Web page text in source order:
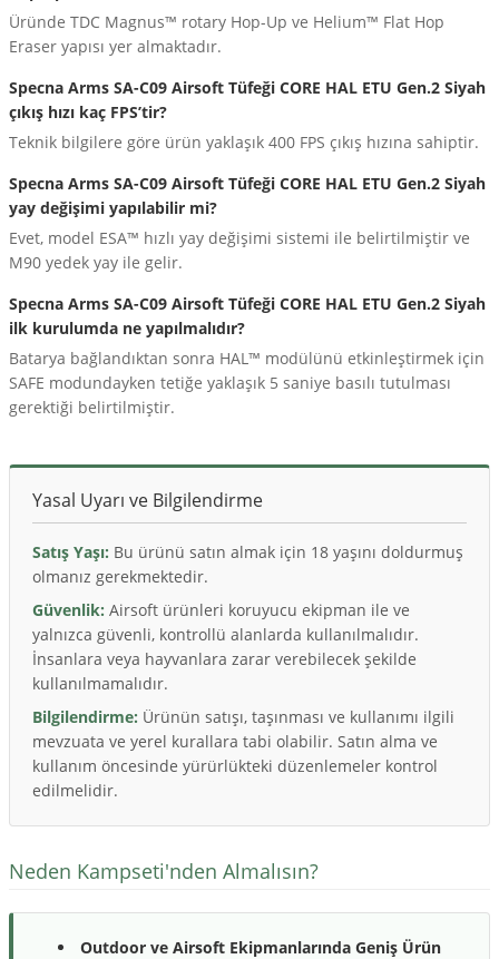
Üründe TDC Magnus™ rotary Hop-Up ve Helium™ Flat Hop
Eraser yapısı yer almaktadır.
Specna Arms SA-C09 Airsoft Tüfeği CORE HAL ETU Gen.2 Siyah
çıkış hızı kaç FPS’tir?
Teknik bilgilere göre ürün yaklaşık 400 FPS çıkış hızına sahiptir.
Specna Arms SA-C09 Airsoft Tüfeği CORE HAL ETU Gen.2 Siyah
yay değişimi yapılabilir mi?
Evet, model ESA™ hızlı yay değişimi sistemi ile belirtilmiştir ve
M90 yedek yay ile gelir.
Specna Arms SA-C09 Airsoft Tüfeği CORE HAL ETU Gen.2 Siyah
ilk kurulumda ne yapılmalıdır?
Batarya bağlandıktan sonra HAL™ modülünü etkinleştirmek için
SAFE modundayken tetiğe yaklaşık 5 saniye basılı tutulması
gerektiği belirtilmiştir.
Yasal Uyarı ve Bilgilendirme
Satış Yaşı: Bu ürünü satın almak için 18 yaşını doldurmuş
olmanız gerekmektedir.
Güvenlik: Airsoft ürünleri koruyucu ekipman ile ve
yalnızca güvenli, kontrollü alanlarda kullanılmalıdır.
İnsanlara veya hayvanlara zarar verebilecek şekilde
kullanılmamalıdır.
Bilgilendirme: Ürünün satışı, taşınması ve kullanımı ilgili
mevzuata ve yerel kurallara tabi olabilir. Satın alma ve
kullanım öncesinde yürürlükteki düzenlemeler kontrol
edilmelidir.
Neden Kampseti'nden Almalısın?
Outdoor ve Airsoft Ekipmanlarında Geniş Ürün